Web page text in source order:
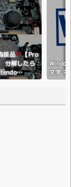
装品 【Pro
分解したら
ースイッ
文字？